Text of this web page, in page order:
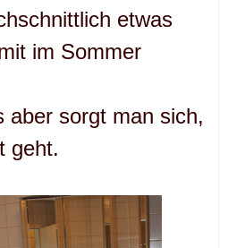
etwas
im Sommer
aber sorgt man sich,
geht.